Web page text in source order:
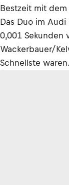
Bestzeit mit
Das Duo im
0,001 Sekunden
Wackerbauer/
Schnellste waren.